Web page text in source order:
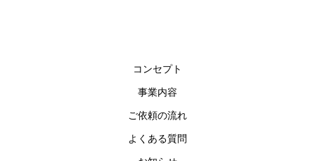
コンセプト
事業内容
ご依頼の流れ
よくある質問